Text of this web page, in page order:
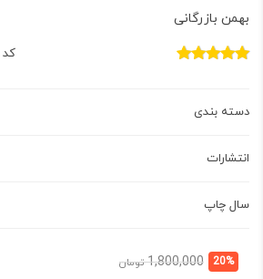
بهمن بازرگانی
دسته بندی
انتشارات
سال چاپ
20%
1,800,000 تومانقیمت
قیمت